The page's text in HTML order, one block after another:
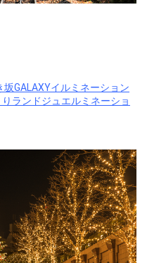
坂GALAXYイルミネーション
りランドジュエルミネーショ